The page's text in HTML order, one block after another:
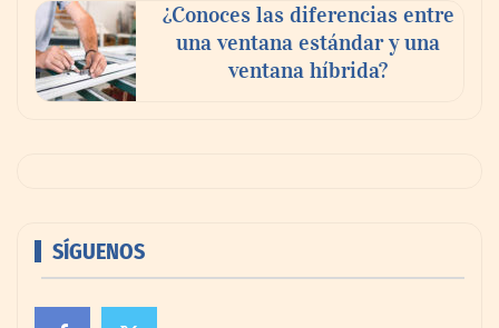
¿Conoces las diferencias entre
una ventana estándar y una
ventana híbrida?
SÍGUENOS